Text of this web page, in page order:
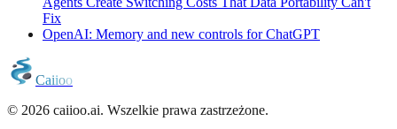
Fix
OpenAI: Memory and new controls for ChatGPT
Caiioo
© 2026 caiioo.ai. Wszelkie prawa zastrzeżone.